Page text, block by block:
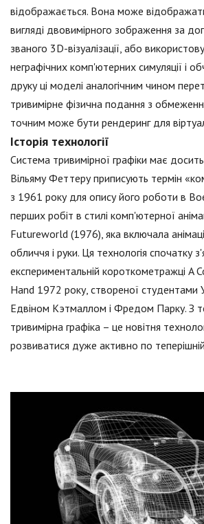
відображається. Вона може
вигляді двовимірного зображення за
званого 3D-візуалізації, або
неграфічних комп'ютерних симуляції і
друку ці моделі аналогічним чином
тривимірне фізична подання з
точним може бути рендеринг для
Історія технології
Система тривимірної графіки має
Вільяму Феттеру приписують термін
з 1961 року для опису його роботи в
перших робіт в стилі комп'ютерної
Futureworld (1976), яка включала
обличчя і руки. Ця технологія спочатку
експериментальній короткометражці A
Hand 1972 року, створеної студентами
Едвіном Кэтмаллом і Фредом Парку. З
тривимірна графіка – це новітня
розвиватися дуже активно по